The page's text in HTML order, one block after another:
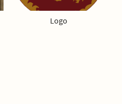
Logo